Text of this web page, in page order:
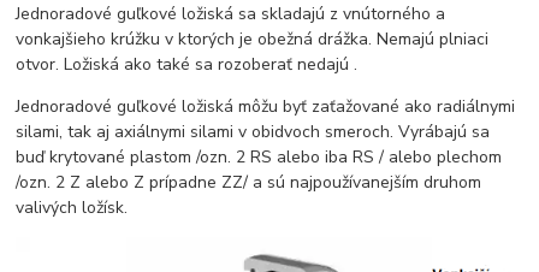
Jednoradové guľkové ložiská sa skladajú z vnútorného a
vonkajšieho krúžku v ktorých je obežná drážka. Nemajú plniaci
otvor. Ložiská ako také sa rozoberať nedajú .
Jednoradové guľkové ložiská môžu byť zaťažované ako radiálnymi
silami, tak aj axiálnymi silami v obidvoch smeroch. Vyrábajú sa
buď krytované plastom /ozn. 2 RS alebo iba RS / alebo plechom
/ozn. 2 Z alebo Z prípadne ZZ/ a sú najpoužívanejším druhom
valivých ložísk.